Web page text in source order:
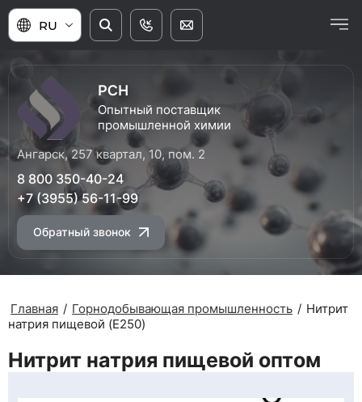
RU
РСН
Опытный поставщик
промышленной химии
Ангарск, 257 квартал, 10, пом. 2
8 800 350-40-24
+7 (3955) 56-11-99
Обратный звонок
Главная / Горнодобывающая промышленность / Нитрит
натрия пищевой (E250)
Нитрит натрия пищевой оптом